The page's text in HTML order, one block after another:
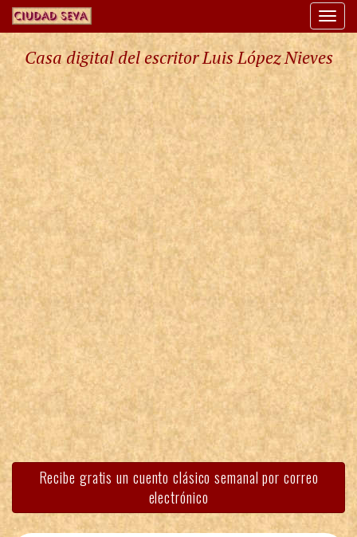
Casa digital del escritor Luis López Nieves
Recibe gratis un cuento clásico semanal por correo
electrónico